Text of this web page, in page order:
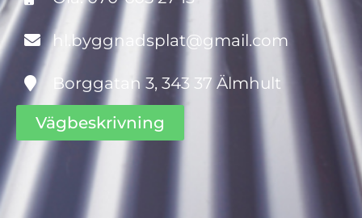
hl.byggnadsplat@gmail.com
Borggatan 3, 343 37 Älmhult
Vägbeskrivning